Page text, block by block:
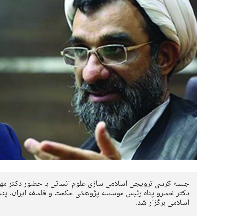
جلسه کرسی ترویجی اسلامی سازی علوم انسانی با حضور دکتر
اسلامی برگزار شد.